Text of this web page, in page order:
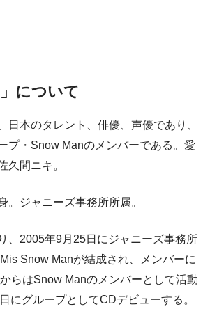
」について
日本のタレント、俳優、声優であり、
プ・Snow Manのメンバーである。愛
久間ニキ。
。ジャニーズ事務所所属。
、2005年9月25日にジャニーズ事務所
Snow Manが結成され、メンバーに
らはSnow Manのメンバーとして活動
にグループとしてCDデビューする。